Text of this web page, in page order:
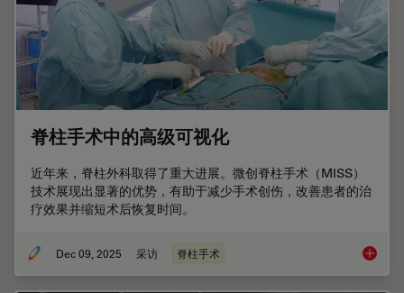
脊柱手术中的高级可视化
近年来，脊柱外科取得了重大进展。微创脊柱手术（MISS）
技术展现出显著的优势，有助于减少手术创伤，改善患者的治
疗效果并缩短术后恢复时间。
Dec 09, 2025 采访 脊柱手术 脊柱手